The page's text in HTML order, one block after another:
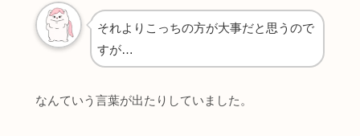
それよりこっちの方が大事だと思うので
すが…
なんていう言葉が出たりしていました。